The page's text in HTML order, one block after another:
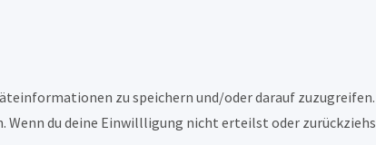
zu speichern und/oder darauf
Wenn du deine Einwillligung nicht erteilst oder